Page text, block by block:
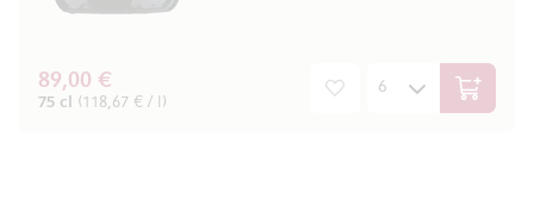
89,00 €
75 cl (118,67 € / l) In den